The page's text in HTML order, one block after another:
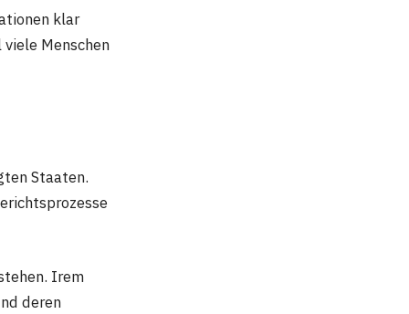
klar
Menschen
Staaten.
Irem
deren